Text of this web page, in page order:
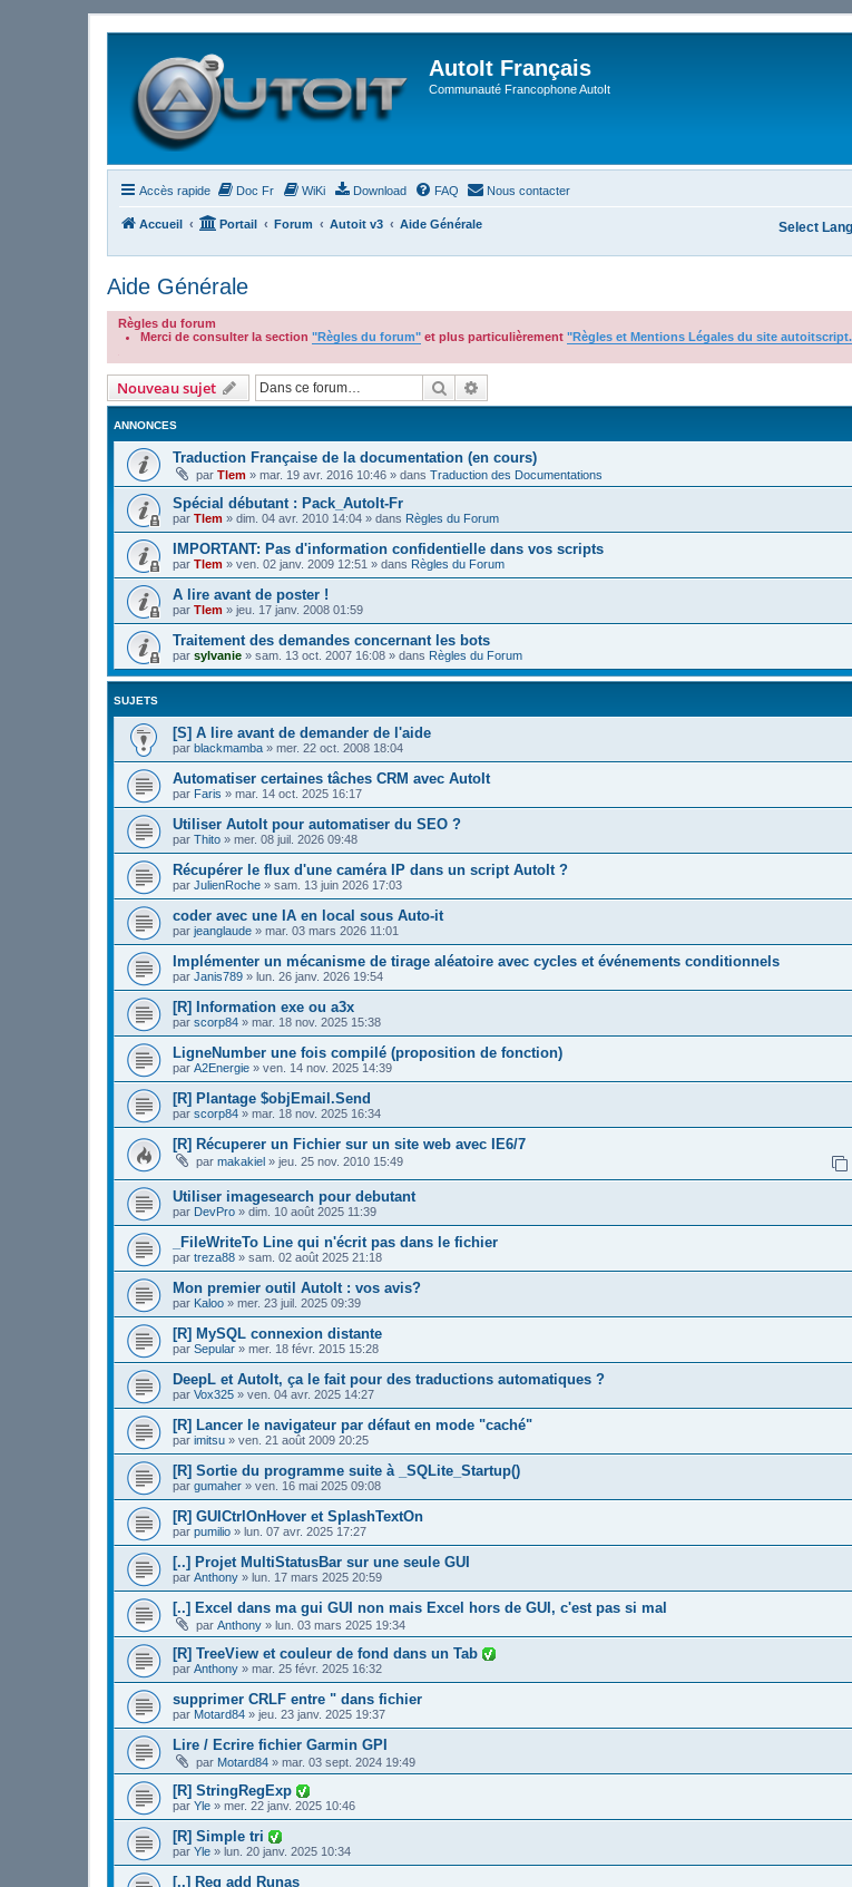
AutoIt Français
Communauté Francophone AutoIt
Accès rapide Doc Fr WiKi Download FAQ Nous contacter
Accueil Portail Forum Autoit v3 Aide Générale Select
Aide Générale
Règles du forum
Merci de consulter la section "Règles du forum" et plus particulièrement "Règles et Mentions Légales du site
Nouveau sujet Rechercher
ANNONCES
Traduction Française de la documentation (en cours)
par Tlem » mar. 19 avr. 2016 10:46 » dans Traduction des Documentations
Spécial débutant : Pack_AutoIt-Fr
par Tlem » dim. 04 avr. 2010 14:04 » dans Règles du Forum
IMPORTANT: Pas d'information confidentielle dans vos scripts
par Tlem » ven. 02 janv. 2009 12:51 » dans Règles du Forum
A lire avant de poster !
par Tlem » jeu. 17 janv. 2008 01:59
Traitement des demandes concernant les bots
par sylvanie » sam. 13 oct. 2007 16:08 » dans Règles du Forum
SUJETS
[S] A lire avant de demander de l'aide
par blackmamba » mer. 22 oct. 2008 18:04
Automatiser certaines tâches CRM avec AutoIt
par Faris » mar. 14 oct. 2025 16:17
Utiliser AutoIt pour automatiser du SEO ?
par Thito » mer. 08 juil. 2026 09:48
Récupérer le flux d'une caméra IP dans un script AutoIt ?
par JulienRoche » sam. 13 juin 2026 17:03
coder avec une IA en local sous Auto-it
par jeanglaude » mar. 03 mars 2026 11:01
Implémenter un mécanisme de tirage aléatoire avec cycles et événements conditionnels
par Janis789 » lun. 26 janv. 2026 19:54
[R] Information exe ou a3x
par scorp84 » mar. 18 nov. 2025 15:38
LigneNumber une fois compilé (proposition de fonction)
par A2Energie » ven. 14 nov. 2025 14:39
[R] Plantage $objEmail.Send
par scorp84 » mar. 18 nov. 2025 16:34
[R] Récuperer un Fichier sur un site web avec IE6/7
par makakiel » jeu. 25 nov. 2010 15:49
Utiliser imagesearch pour debutant
par DevPro » dim. 10 août 2025 11:39
_FileWriteTo Line qui n'écrit pas dans le fichier
par treza88 » sam. 02 août 2025 21:18
Mon premier outil AutoIt : vos avis?
par Kaloo » mer. 23 juil. 2025 09:39
[R] MySQL connexion distante
par Sepular » mer. 18 févr. 2015 15:28
DeepL et AutoIt, ça le fait pour des traductions automatiques ?
par Vox325 » ven. 04 avr. 2025 14:27
[R] Lancer le navigateur par défaut en mode "caché"
par imitsu » ven. 21 août 2009 20:25
[R] Sortie du programme suite à _SQLite_Startup()
par gumaher » ven. 16 mai 2025 09:08
[R] GUICtrlOnHover et SplashTextOn
par pumilio » lun. 07 avr. 2025 17:27
[..] Projet MultiStatusBar sur une seule GUI
par Anthony » lun. 17 mars 2025 20:59
[..] Excel dans ma gui GUI non mais Excel hors de GUI, c'est pas si mal
par Anthony » lun. 03 mars 2025 19:34
[R] TreeView et couleur de fond dans un Tab
par Anthony » mar. 25 févr. 2025 16:32
supprimer CRLF entre " dans fichier
par Motard84 » jeu. 23 janv. 2025 19:37
Lire / Ecrire fichier Garmin GPI
par Motard84 » mar. 03 sept. 2024 19:49
[R] StringRegExp
par Yle » mer. 22 janv. 2025 10:46
[R] Simple tri
par Yle » lun. 20 janv. 2025 10:34
[..] Reg add Runas